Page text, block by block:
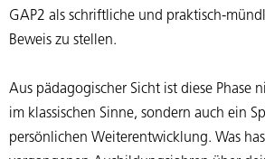
GAP2 als schriftliche und praktisch-
Beweis zu stellen.
Aus pädagogischer Sicht ist diese Phase
im klassischen Sinne, sondern auch ein
persönlichen Weiterentwicklung. Was